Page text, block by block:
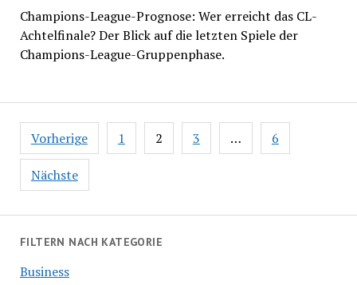
Champions-League-Prognose: Wer erreicht das CL-
Achtelfinale? Der Blick auf die letzten Spiele der
Champions-League-Gruppenphase.
Seitennummerierung
der
Beiträge
Vorherige 1 2 3 … 6
Nächste
FILTERN NACH KATEGORIE
Business